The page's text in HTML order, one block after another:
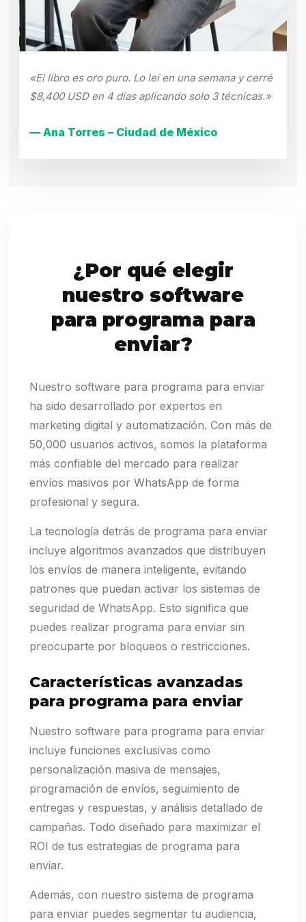
«El libro es oro puro. Lo leí en una semana y cerré
$8,400 USD en 4 días aplicando solo 3 técnicas.»
— Ana Torres – Ciudad de México
¿Por qué elegir
nuestro software
para programa para
enviar?
Nuestro software para programa para enviar
ha sido desarrollado por expertos en
marketing digital y automatización. Con más de
50,000 usuarios activos, somos la plataforma
más confiable del mercado para realizar
envíos masivos por WhatsApp de forma
profesional y segura.
La tecnología detrás de programa para enviar
incluye algoritmos avanzados que distribuyen
los envíos de manera inteligente, evitando
patrones que puedan activar los sistemas de
seguridad de WhatsApp. Esto significa que
puedes realizar programa para enviar sin
preocuparte por bloqueos o restricciones.
Características avanzadas
para programa para enviar
Nuestro software para programa para enviar
incluye funciones exclusivas como
personalización masiva de mensajes,
programación de envíos, seguimiento de
entregas y respuestas, y análisis detallado de
campañas. Todo diseñado para maximizar el
ROI de tus estrategias de programa para
enviar.
Además, con nuestro sistema de programa
para enviar puedes segmentar tu audiencia,